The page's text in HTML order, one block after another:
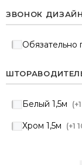
ЗВОНОК
Обязательно
Белый 1,5м (+
Хром 1,5м (+1